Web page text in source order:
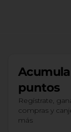
Acumula
puntos
Regístrate,
compras y
más